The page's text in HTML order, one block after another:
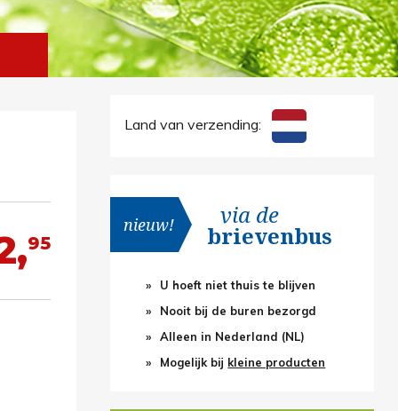
95
Land van verzending:
nieuw! via de
brievenbus
U hoeft niet thuis te blijven
Nooit bij de buren bezorgd
Alleen in Nederland (NL)
Mogelijk bij kleine producten